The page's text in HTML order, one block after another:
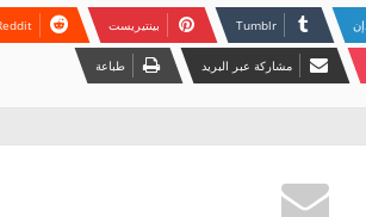
بينتيريست
مشاركة عبر البريد طباعة